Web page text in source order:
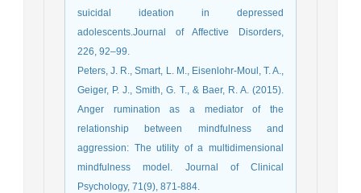
suicidal ideation in depressed
adolescents.Journal of Affective Disorders,
226, 92–99.
Peters, J. R., Smart, L. M., Eisenlohr-Moul, T. A.,
Geiger, P. J., Smith, G. T., & Baer, R. A. (2015).
Anger rumination as a mediator of the
relationship between mindfulness and
aggression: The utility of a multidimensional
mindfulness model. Journal of Clinical
Psychology, 71(9), 871-884.